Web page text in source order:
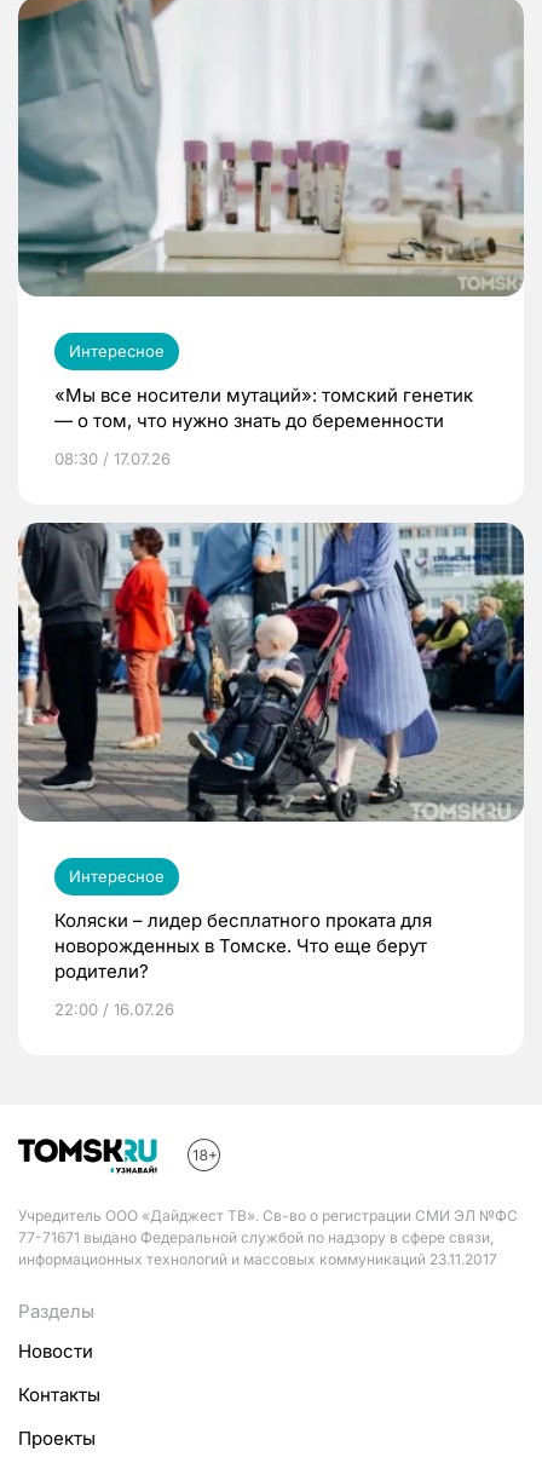
Интересное
«Мы все носители мутаций»: томский генетик
— о том, что нужно знать до беременности
08:30 / 17.07.26
Интересное
Коляски – лидер бесплатного проката для
новорожденных в Томске. Что еще берут
родители?
22:00 / 16.07.26
Учредитель ООО «Дайджест ТВ». Св-во о регистрации СМИ ЭЛ №ФС
77-71671 выдано Федеральной службой по надзору в сфере связи,
информационных технологий и массовых коммуникаций 23.11.2017
Разделы
Новости
Контакты
Проекты